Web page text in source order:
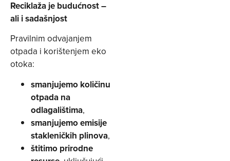
Reciklaža je budućnost –
ali i sadašnjost
Pravilnim odvajanjem
otpada i korištenjem eko
otoka:
smanjujemo količinu
otpada na
odlagalištima,
smanjujemo emisije
stakleničkih plinova,
štitimo prirodne